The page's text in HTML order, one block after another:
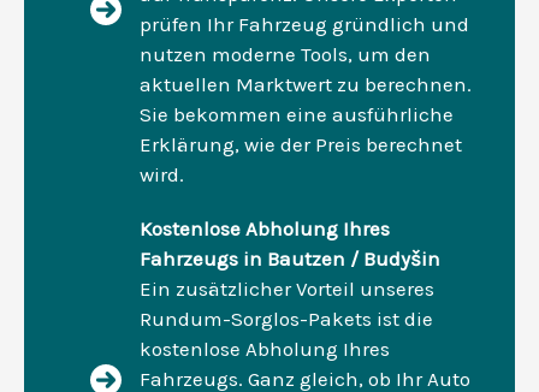
prüfen Ihr Fahrzeug gründlich und
nutzen moderne Tools, um den
aktuellen Marktwert zu berechnen.
Sie bekommen eine ausführliche
Erklärung, wie der Preis berechnet
wird.
Kostenlose Abholung Ihres
Fahrzeugs in Bautzen / Budyšin
Ein zusätzlicher Vorteil unseres
Rundum-Sorglos-Pakets ist die
kostenlose Abholung Ihres
Fahrzeugs. Ganz gleich, ob Ihr Auto